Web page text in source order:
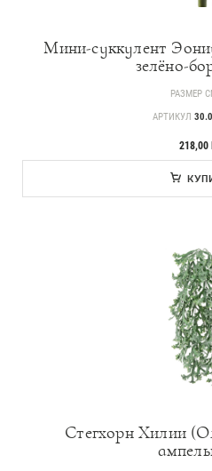
Мини-суккулент
зелёно-
РАЗМЕР
АРТИКУЛ
218,00
Стегхорн Хилии